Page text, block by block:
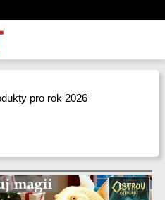
pro rok 2026